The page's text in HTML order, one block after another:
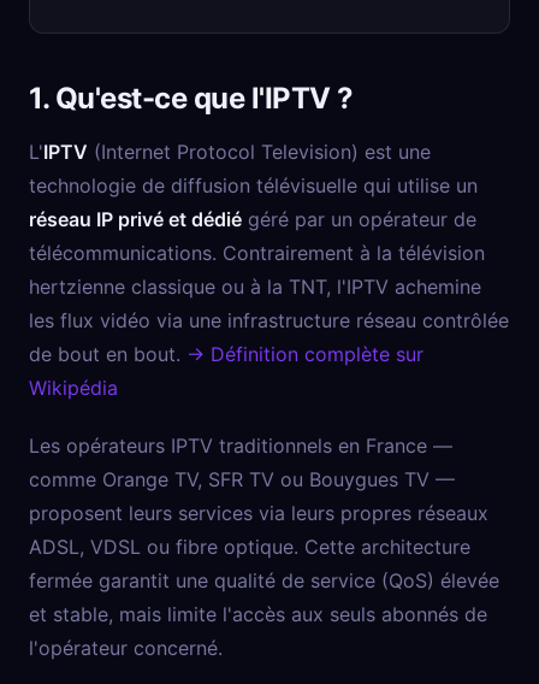
1. Qu'est-ce que l'IPTV ?
L'IPTV (Internet Protocol Television) est une
technologie de diffusion télévisuelle qui utilise un
réseau IP privé et dédié géré par un opérateur de
télécommunications. Contrairement à la télévision
hertzienne classique ou à la TNT, l'IPTV achemine
les flux vidéo via une infrastructure réseau contrôlée
de bout en bout. → Définition complète sur
Wikipédia
Les opérateurs IPTV traditionnels en France —
comme Orange TV, SFR TV ou Bouygues TV —
proposent leurs services via leurs propres réseaux
ADSL, VDSL ou fibre optique. Cette architecture
fermée garantit une qualité de service (QoS) élevée
et stable, mais limite l'accès aux seuls abonnés de
l'opérateur concerné.